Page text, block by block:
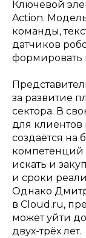
Ключевой
Action.
команды,
датчиков
формировать
за развитие
сектора. В
для клиентов
создаётся на
компетенций
искать и
и сроки
Однако
в Cloud.ru,
может уйти
двух-трёх лет.